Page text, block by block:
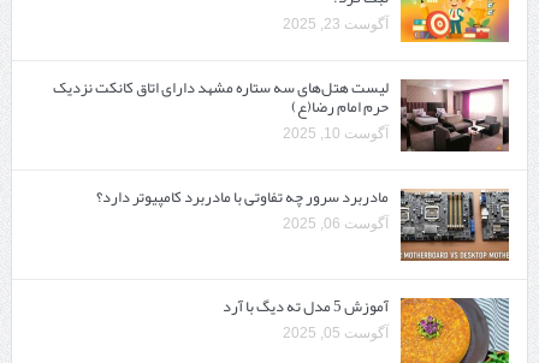
آگوست 23, 2025
لیست هتل‌های سه ستاره مشهد دارای اتاق کانکت نزدیک
حرم امام رضا(ع)
آگوست 10, 2025
مادربرد سرور چه تفاوتی با مادربرد کامپیوتر دارد؟
آگوست 06, 2025
آموزش 5 مدل ته دیگ با آرد
آگوست 05, 2025